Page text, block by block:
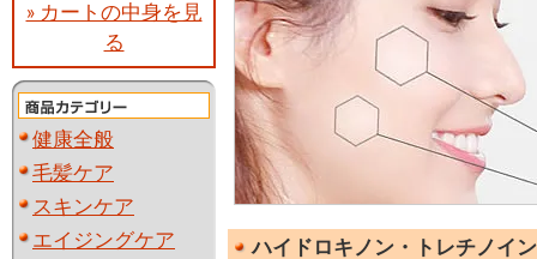
» カートの中身を見
る
健康全般
毛髪ケア
スキンケア
エイジングケア
ハイドロキノン・トレチノイン